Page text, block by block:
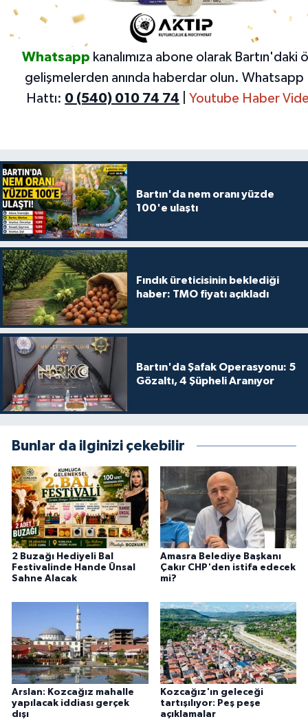
Whatsapp kanalımıza abone olarak Bartın'daki
gelişmelerden anında haberdar olun. Whatsapp
Hattı: 0 (540) 010 74 74 Youtube Haber
Bartın'da nem oranı yüzde
100'e ulaştı
Fındık üreticisinin beklediği
haber: TMO fiyatı açıkladı
Bartın'da Şafak Operasyonu: 5
Gözaltı, 4 Şüpheli Aranıyor
Bunlar da ilginizi çekebilir
2 Buzağı Hediyeli Bal
Festivalinde Hande Ünsal
Sahne Alacak
Amasra Belediye Başkanı
Çakır CHP'den istifa edecek
mi?
Arslan: Kozcağız mahalle
yapılacak iddiası gerçek
dışı
Kozcağız'ın geleceği
tartışılıyor: Peş peşe
açıklamalar